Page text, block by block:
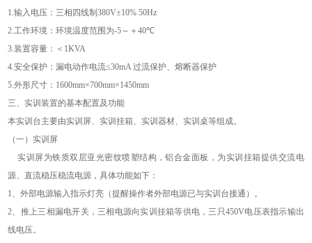
1.输入电压：三相四线制380V±10% 50Hz
2.工作环境：环境温度范围为-5～＋40℃
3.装置容量：＜ 1KVA
4.安全保护：漏电动作电流≤30mA过流保护、熔断器保护
5.外形尺寸： 1600mm×700mm×1450mm
三、实训装置的基本配置及功能
本实训台主要由实训屏、实训挂箱、实训器材、实训桌等组成。
（一）实训屏
实训屏为铁质双层亚光密纹喷塑结构，铝合金面板，为实训挂箱提供交流电
源、直流稳压稳流电源，具体功能如下：
1、外部电源输入指示灯亮（提醒操作者外部电源已与实训台接通）。
2、推上三相漏电开关，三相电源向实训挂箱等供电，三只450V电压表指示输出
线电压。